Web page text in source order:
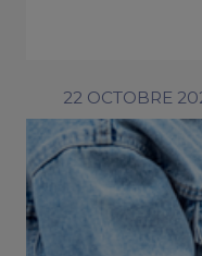
22 OCTOBRE